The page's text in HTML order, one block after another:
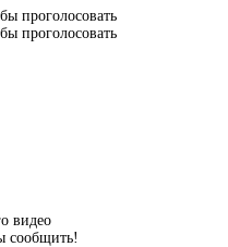
проголосовать
проголосовать
видео
сообщить!